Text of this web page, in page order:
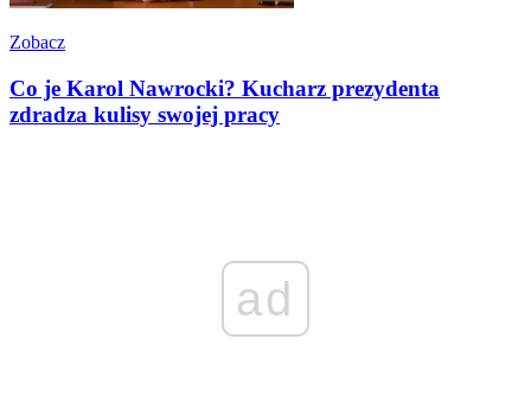
Zobacz
Co je Karol Nawrocki? Kucharz prezydenta
zdradza kulisy swojej pracy
ad